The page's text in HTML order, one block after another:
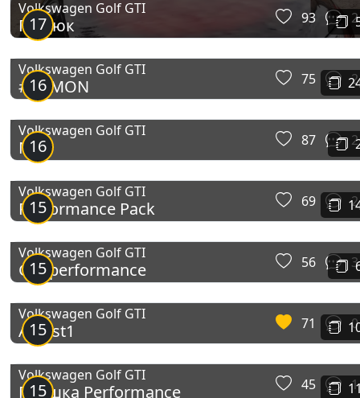
17
Volkswagen Golf GTI
Піздюк 93 2
16
Volkswagen Golf GTI
#DEMON 75 2
16
Volkswagen Golf GTI
Mk7 87 2
15
Volkswagen Golf GTI
Performance Pack 69 2
15
Volkswagen Golf GTI
GTI performance 56 3
15
Volkswagen Golf GTI
APR st1 71 0
15
Volkswagen Golf GTI
ГТИшка Performance 45 1